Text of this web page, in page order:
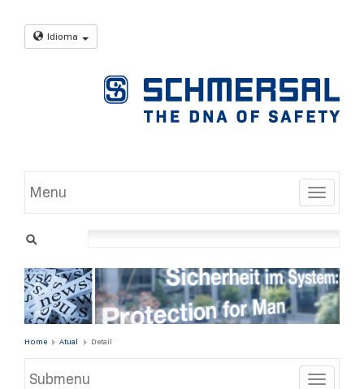
Idioma
Toggle
Menu
Home Atual Detail
Toggle
Submenu